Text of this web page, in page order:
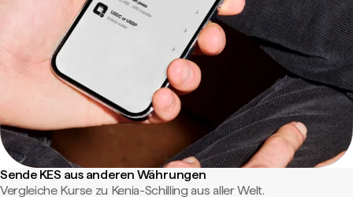
Sende KES aus anderen Währungen
Vergleiche Kurse zu Kenia-Schilling aus aller Welt.